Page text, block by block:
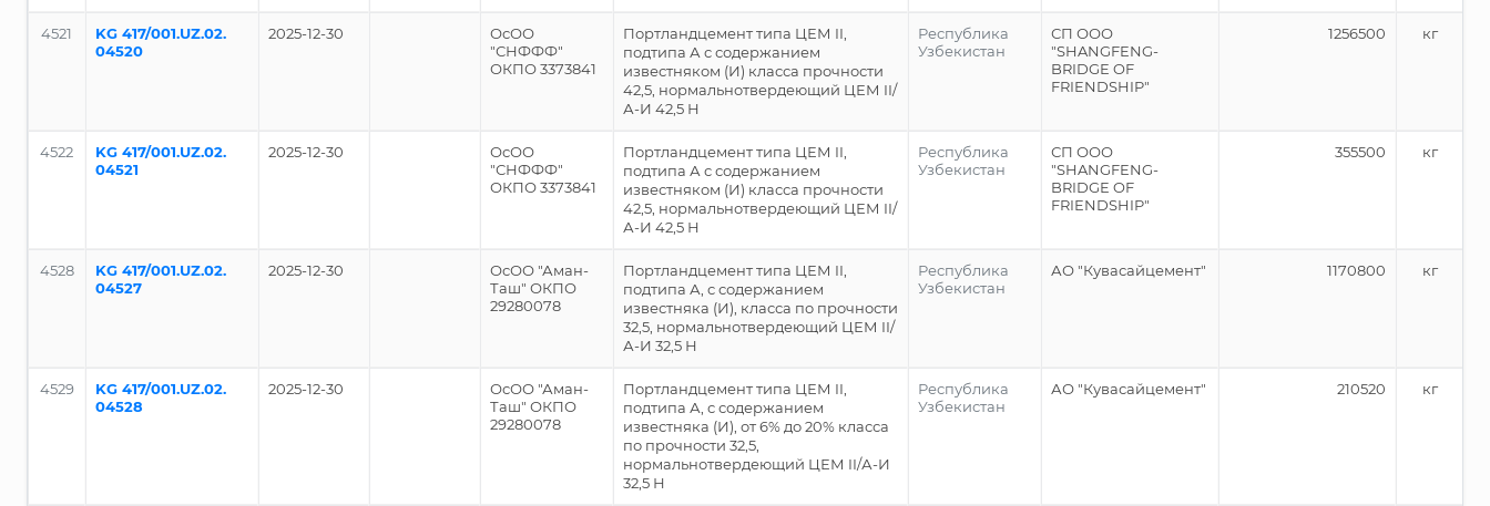
4521
KG 417/001.UZ.02.
04520
2025-12-30
ОсОО
"СНФФФ"
ОКПО 3373841
Портландцемент типа ЦЕМ II,
подтипа А с содержанием
известняком (И) класса прочности
42,5, нормальнотвердеющий ЦЕМ II/
А-И 42,5 Н
Республика
Узбекистан
СП ООО
"SHANGFENG-
BRIDGE OF
FRIENDSHIP"
1256500 кг
4522
KG 417/001.UZ.02.
04521
2025-12-30
ОсОО
"СНФФФ"
ОКПО 3373841
Портландцемент типа ЦЕМ II,
подтипа А с содержанием
известняком (И) класса прочности
42,5, нормальнотвердеющий ЦЕМ II/
А-И 42,5 Н
Республика
Узбекистан
СП ООО
"SHANGFENG-
BRIDGE OF
FRIENDSHIP"
355500 кг
4528
KG 417/001.UZ.02.
04527
2025-12-30
ОсОО "Аман-
Таш" ОКПО
29280078
Портландцемент типа ЦЕМ II,
подтипа А, с содержанием
известняка (И), класса по прочности
32,5, нормальнотвердеющий ЦЕМ II/
А-И 32,5 Н
Республика
Узбекистан
АО "Кувасайцемент" 1170800 кг
4529
KG 417/001.UZ.02.
04528
2025-12-30
ОсОО "Аман-
Таш" ОКПО
29280078
Портландцемент типа ЦЕМ II,
подтипа А, с содержанием
известняка (И), от 6% до 20% класса
по прочности 32,5,
нормальнотвердеющий ЦЕМ II/А-И
32,5 Н
Республика
Узбекистан
АО "Кувасайцемент" 210520 кг